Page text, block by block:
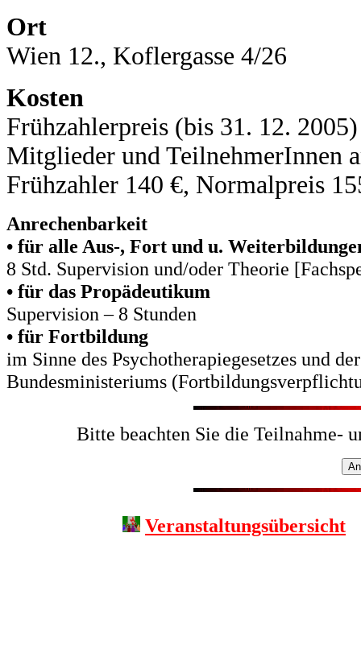
Ort
Wien 12., Koflergasse 4/26
Kosten
Frühzahlerpreis (bis 31. 12.
Mitglieder und TeilnehmerInnen
Frühzahler 140 €, Normalpreis
Anrechenbarkeit
• für alle Aus-, Fort und u.
8 Std. Supervision und/oder Theorie
• für das Propädeutikum
Supervision – 8 Stunden
• für Fortbildung
im Sinne des Psychotherapiegesetzes und
Bundesministeriums
Bitte beachten Sie die Teilnahme-
Veranstaltungsübersicht